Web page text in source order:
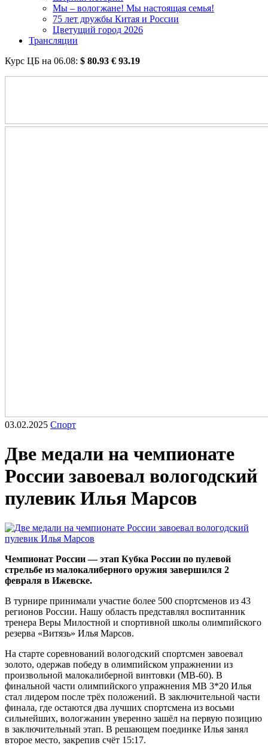
Мы – вологжане! Мы настоящая семья!
75 лет дружбы Китая и России
Цветущий город 2026
Трансляции
Курс ЦБ на 06.08: $ 80.93 € 93.19
03.02.2025 Спорт
Две медали на чемпионате
России завоевал вологодский
пулевик Илья Марсов
Чемпионат России — этап Кубка России по пулевой
стрельбе из малокалиберного оружия завершился 2
февраля в Ижевске.
В турнире принимали участие более 500 спортсменов из 43
регионов России. Нашу область представлял воспитанник
тренера Веры Милостной и спортивной школы олимпийского
резерва «Витязь» Илья Марсов.
На старте соревнований вологодский спортсмен завоевал
золото, одержав победу в олимпийском упражнении из
произвольной малокалиберной винтовки (МВ-60). В
финальной части олимпийского упражнения МВ 3*20 Илья
стал лидером после трёх положений. В заключительной части
финала, где остаются два лучших спортсмена из восьми
сильнейших, вологжанин уверенно зашёл на первую позицию
в заключительный этап. В решающем поединке Илья занял
второе место, закрепив счёт 15:17.